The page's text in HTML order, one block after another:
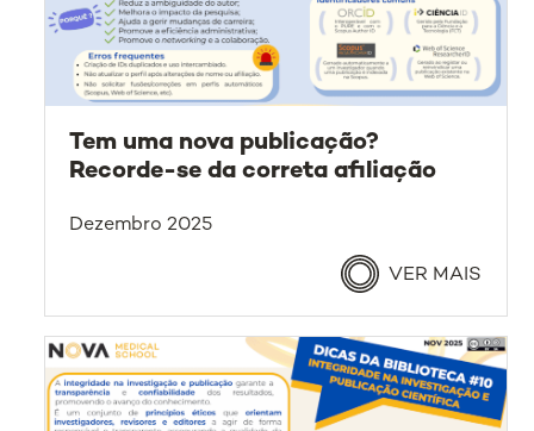
Tem uma nova publicação?
Recorde-se da correta afiliação
Dezembro 2025
VER MAIS